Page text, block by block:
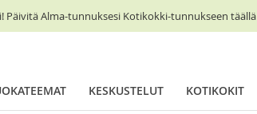
Alma-tunnuksesi Kotikokki-tunnukseen täällä
KESKUSTELUT KOTIKOKIT